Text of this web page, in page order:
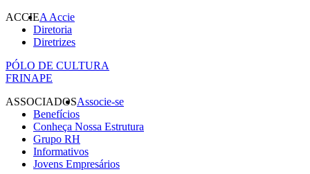
ACCIEA Accie
Diretoria
Diretrizes
PÓLO DE CULTURA
FRINAPE
ASSOCIADOSAssocie-se
Benefícios
Conheça Nossa Estrutura
Grupo RH
Informativos
Jovens Empresários